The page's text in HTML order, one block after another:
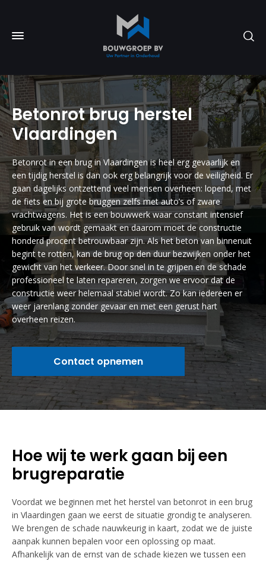
Betonrot brug herstel
Vlaardingen
Betonrot in een brug in Vlaardingen is heel erg gevaarlijk en
een tijdig herstel is dan ook erg belangrijk voor de veiligheid. Er
gaan dagelijks ontzettend veel mensen overheen: lopend, met
de fiets en bij grote bruggen zelfs met auto’s of zware
vrachtwagens. Het is een bouwwerk waar constant intensief
gebruik van wordt gemaakt en daarom moet de constructie
honderd procent betrouwbaar zijn. Als het beton van binnenuit
begint te rotten, kan de brug op den duur bezwijken onder het
gewicht van het verkeer. Door snel in te grijpen en de schade
professioneel te laten repareren, zorgen we ervoor dat de
constructie weer helemaal stabiel wordt. Zo kan iedereen er
weer jarenlang zonder gevaar en met een gerust hart
overheen reizen.
Contact opnemen
Hoe wij te werk gaan bij een
brugreparatie
Voordat we beginnen met het herstel van betonrot in een brug
in Vlaardingen gaan we eerst de situatie grondig te analyseren.
We brengen de schade nauwkeurig in kaart, zodat we de juiste
aanpak kunnen bepalen voor een oplossing op maat.
Afhankelijk van de ernst van de schade kiezen we tussen een